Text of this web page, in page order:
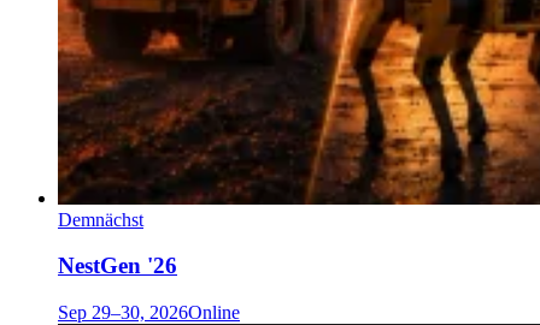
Demnächst
NestGen '26
Sep 29–30, 2026Online